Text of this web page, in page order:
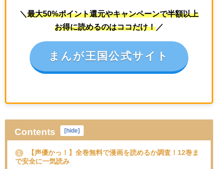
＼ 最大50%ポイント還元やキャンペーンで半額以上
お得に読めるのはココだけ！ ／
まんが王国公式サイト
Contents [hide]
1
【声優かっ！】全巻無料で漫画を読めるか調査！12巻ま
で安全に一気読み